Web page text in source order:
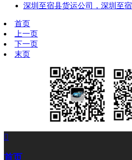
深圳至宿县货运公司，深圳至
首页
上一页
下一页
末页

首页